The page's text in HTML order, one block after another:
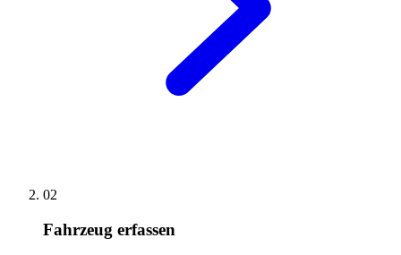
02
Fahrzeug erfassen